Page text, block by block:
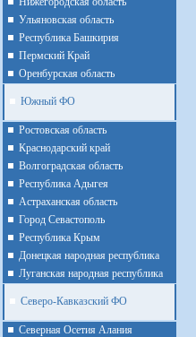
Ульяновская область
Республика Башкирия
Пермский Край
Оренбурская область
Южный ФО
Ростовская область
Краснодарский край
Волгоградская область
Республика Адыгея
Астраханская область
Город Севастополь
Республика Крым
Донецкая народная республика
Луганская народная республика
Северо-Кавказский ФО
Северная Осетия Алания